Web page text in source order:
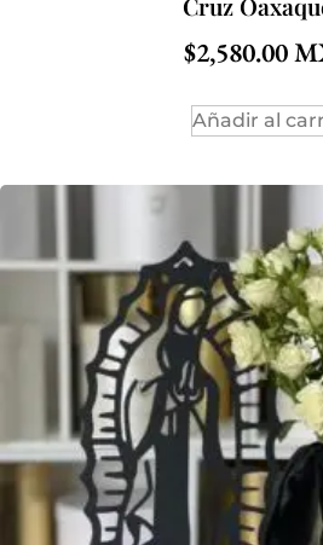
$2,580.00
Añadir al